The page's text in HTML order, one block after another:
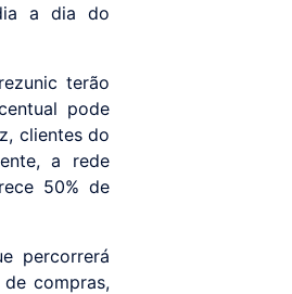
a dia do
terão
pode
clientes do
a rede
50% de
percorrerá
compras,